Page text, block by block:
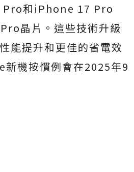
Pro和iPhone 17 Pro
晶片。這些技術升級
能提升和更佳的省電效
機按慣例會在2025年9